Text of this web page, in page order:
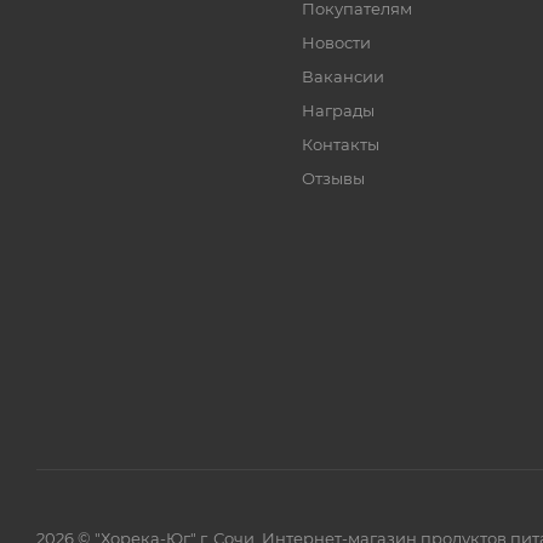
Покупателям
Новости
Вакансии
Награды
Контакты
Отзывы
2026 © "Хорека-Юг" г. Сочи. Интернет-магазин продуктов